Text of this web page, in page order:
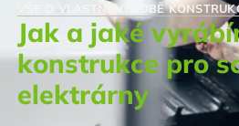
VŠE O VLASTNÍ VÝROBĚ
Jak a jaké
konstrukce pro
elektrárny